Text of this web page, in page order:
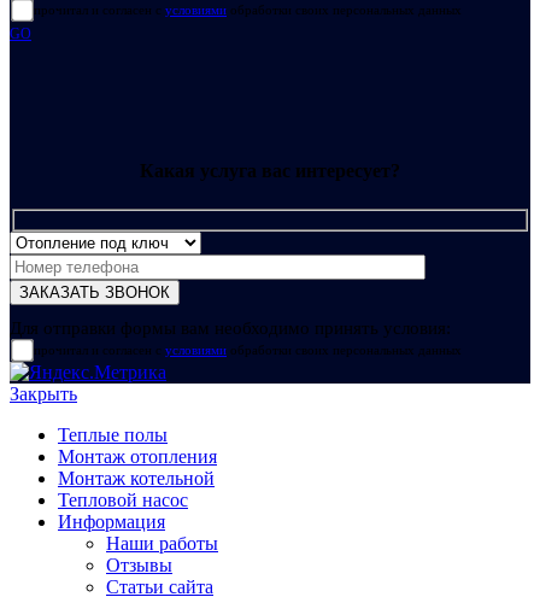
прочитал и согласен с условиями обработки своих персональных данных
GO
Какая услуга вас интересует?
Для отправки формы вам необходимо принять условия:
прочитал и согласен с условиями обработки своих персональных данных
Закрыть
Теплые полы
Монтаж отопления
Монтаж котельной
Тепловой насос
Информация
Наши работы
Отзывы
Статьи сайта